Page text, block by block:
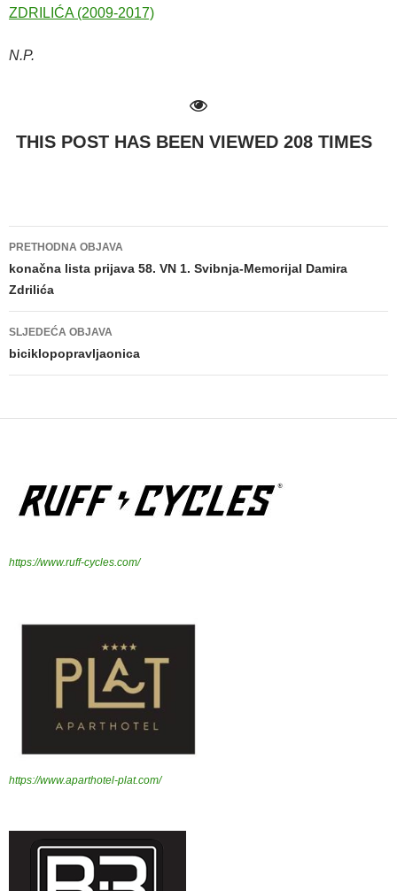
ZDRILIĆA (2009-2017)
N.P.
THIS POST HAS BEEN VIEWED 208 TIMES
Navigacija
PRETHODNA OBJAVA
konačna lista prijava 58. VN 1. Svibnja-Memorijal Damira
Zdrilića
SLJEDEĆA OBJAVA
biciklopopravljaonica
https://www.ruff-cycles.com/
https://www.aparthotel-plat.com/